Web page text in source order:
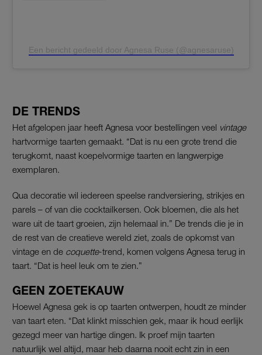
Een bericht gedeeld door Agnesa Ruse (@agnesaruse)
DE TRENDS
Het afgelopen jaar heeft Agnesa voor bestellingen veel vintage
hartvormige taarten gemaakt. “Dat is nu een grote trend die
terugkomt, naast koepelvormige taarten en langwerpige
exemplaren.
Qua decoratie wil iedereen speelse randversiering, strikjes en
parels – of van die cocktailkersen. Ook bloemen, die als het
ware uit de taart groeien, zijn helemaal in.” De trends die je in
de rest van de creatieve wereld ziet, zoals de opkomst van
vintage en de coquette-trend, komen volgens Agnesa terug in
taart. “Dat is heel leuk om te zien.”
GEEN ZOETEKAUW
Hoewel Agnesa gek is op taarten ontwerpen, houdt ze minder
van taart eten. “Dat klinkt misschien gek, maar ik houd eerlijk
gezegd meer van hartige dingen. Ik proef mijn taarten
natuurlijk wel altijd, maar heb daarna nooit echt zin in een